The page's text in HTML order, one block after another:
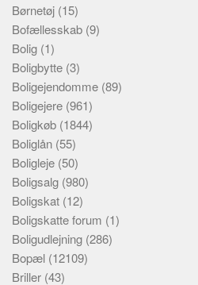
Børnetøj (15)
Bofællesskab (9)
Bolig (1)
Boligbytte (3)
Boligejendomme (89)
Boligejere (961)
Boligkøb (1844)
Boliglån (55)
Boligleje (50)
Boligsalg (980)
Boligskat (12)
Boligskatte forum (1)
Boligudlejning (286)
Bopæl (12109)
Briller (43)